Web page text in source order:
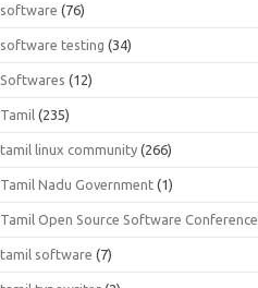
software (76)
software testing (34)
Softwares (12)
Tamil (235)
tamil linux community (266)
Tamil Nadu Government (1)
Tamil Open Source Software Conference
tamil software (7)